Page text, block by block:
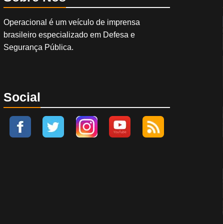
Operacional é um veículo de imprensa
brasileiro especializado em Defesa e
Segurança Pública.
Social